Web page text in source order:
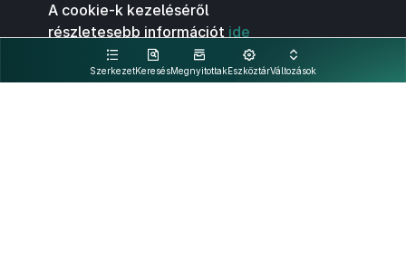
SzerkezetKeresésMegnyitottakEszköztárVáltozások
A cookie-k kezeléséről
részletesebb információt ide
kattintva olvashat.